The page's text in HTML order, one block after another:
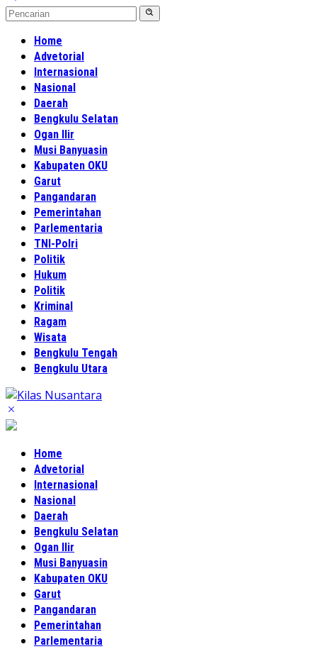
Home
Advetorial
Internasional
Nasional
Daerah
Bengkulu Selatan
Ogan Ilir
Musi Banyuasin
Kabupaten OKU
Garut
Pangandaran
Pemerintahan
Parlementaria
TNI-Polri
Politik
Hukum
Politik
Kriminal
Ragam
Wisata
Bengkulu Tengah
Bengkulu Utara
Home
Advetorial
Internasional
Nasional
Daerah
Bengkulu Selatan
Ogan Ilir
Musi Banyuasin
Kabupaten OKU
Garut
Pangandaran
Pemerintahan
Parlementaria